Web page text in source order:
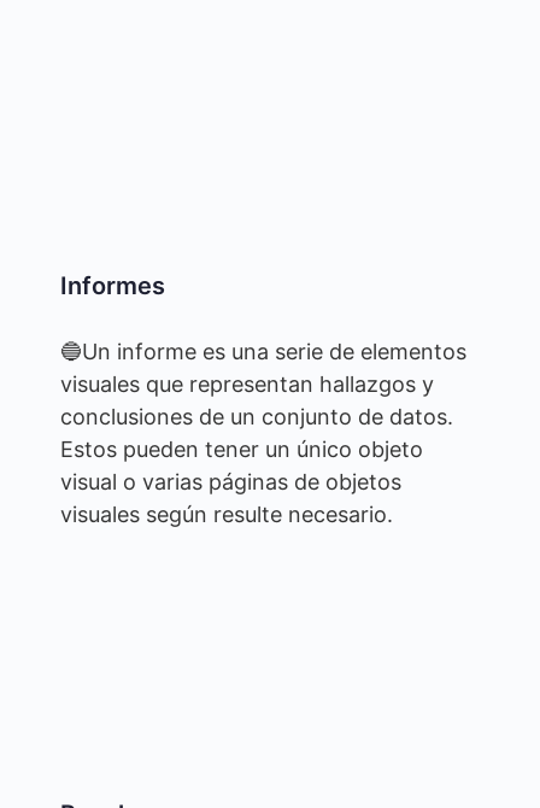
Informes
🔵Un informe es una serie de elementos
visuales que representan hallazgos y
conclusiones de un conjunto de datos.
Estos pueden tener un único objeto
visual o varias páginas de objetos
visuales según resulte necesario.